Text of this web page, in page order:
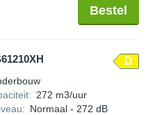
Bestel
D
: 272 m3/uur
: Normaal - 272 dB